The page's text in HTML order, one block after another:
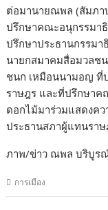
ต่อมานายณพล (สัมภา
ปรึกษาคณะอนุกรรมาธิ
ปรึกษาประธานกรรม
นายกสมาคมสื่อมวลช
ชนก เหมือนนามอญ ที่
ราษฎร และที่ปรึกษาค
ดอกไม้มาร่วมแสดงค
ประธานสภาผู้แทนรา
ภาพ/ข่าว ณพล บริบูร
การเมือง